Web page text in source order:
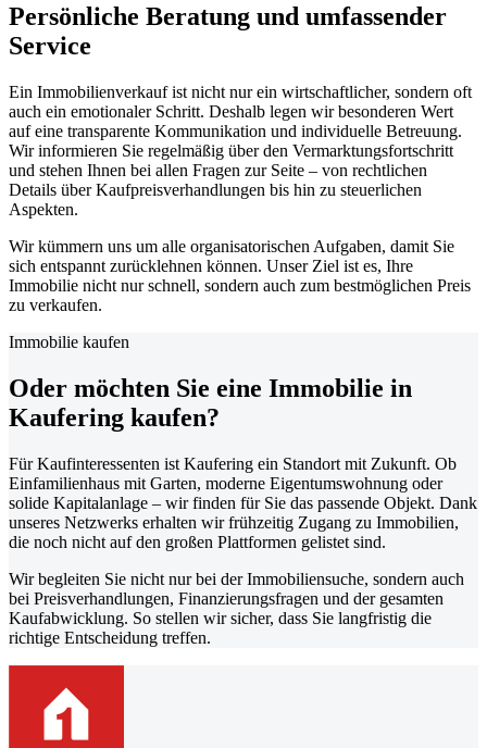
Persönliche Beratung und umfassender
Service
Ein Immobilienverkauf ist nicht nur ein wirtschaftlicher, sondern oft
auch ein emotionaler Schritt. Deshalb legen wir besonderen Wert
auf eine transparente Kommunikation und individuelle Betreuung.
Wir informieren Sie regelmäßig über den Vermarktungsfortschritt
und stehen Ihnen bei allen Fragen zur Seite – von rechtlichen
Details über Kaufpreisverhandlungen bis hin zu steuerlichen
Aspekten.
Wir kümmern uns um alle organisatorischen Aufgaben, damit Sie
sich entspannt zurücklehnen können. Unser Ziel ist es, Ihre
Immobilie nicht nur schnell, sondern auch zum bestmöglichen Preis
zu verkaufen.
Immobilie kaufen
Oder möchten Sie eine Immobilie in
Kaufering kaufen?
Für Kaufinteressenten ist Kaufering ein Standort mit Zukunft. Ob
Einfamilienhaus mit Garten, moderne Eigentumswohnung oder
solide Kapitalanlage – wir finden für Sie das passende Objekt. Dank
unseres Netzwerks erhalten wir frühzeitig Zugang zu Immobilien,
die noch nicht auf den großen Plattformen gelistet sind.
Wir begleiten Sie nicht nur bei der Immobiliensuche, sondern auch
bei Preisverhandlungen, Finanzierungsfragen und der gesamten
Kaufabwicklung. So stellen wir sicher, dass Sie langfristig die
richtige Entscheidung treffen.